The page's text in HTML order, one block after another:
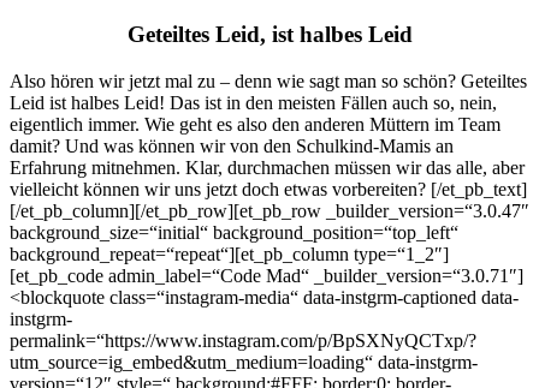
Geteiltes Leid, ist halbes Leid
Also hören wir jetzt mal zu – denn wie sagt man so schön? Geteiltes Leid ist halbes Leid! Das ist in den meisten Fällen auch so, nein, eigentlich immer. Wie geht es also den anderen Müttern im Team damit? Und was können wir von den Schulkind-Mamis an Erfahrung mitnehmen. Klar, durchmachen müssen wir das alle, aber vielleicht können wir uns jetzt doch etwas vorbereiten? [/et_pb_text][/et_pb_column][/et_pb_row][et_pb_row _builder_version=“3.0.47″ background_size=“initial“ background_position=“top_left“ background_repeat=“repeat“][et_pb_column type=“1_2″][et_pb_code admin_label=“Code Mad“ _builder_version=“3.0.71″]<blockquote class=“instagram-media“ data-instgrm-captioned data-instgrm-permalink=“https://www.instagram.com/p/BpSXNyQCTxp/?utm_source=ig_embed&utm_medium=loading“ data-instgrm-version=“12″ style=“ background:#FFF; border:0; border-radius:3px; box-shadow:0 0 1px 0 rgba(0,0,0,0.5),0 1px 10px 0 rgba(0,0,0,0.15); margin: 1px; max-width:540px; min-width:326px; padding:0; width:99.375%; width:-webkit-calc(100% – 2px); width:calc(100% – 2px);“><div style=“padding:16px;“> <a href=“https://www.instagram.com/p/BpSXNyQCTxp/?utm_source=ig_embed&utm_medium=loading“ style=“ background:#FFFFFF; line-height:0; padding:0 0; text-align:center; text-decoration:none; width:100%;“ target=“_blank“> <div style=“ display: flex; flex-direction: row; align-items: center;“> <div style=“background-color: #F4F4F4; border-radius: 50%; flex-grow: 0; height: 40px; margin-right: 14px; width: 40px;“></div> <div style=“display: flex; flex-direction: column; flex-grow: 1; justify-content: center;“> <div style=“ background-color: #F4F4F4; border-radius: 4px; flex-grow: 0; height: 14px; margin-bottom: 6px; width: 100px;“></div> <div style=“ background-color: #F4F4F4; border-radius: 4px; flex-grow: 0; height: 14px; width: 60px;“></div></div></div><div style=“padding: 19% 0;“></div><div style=“display:block; height:50px; margin:0 auto 12px; width:50px;“><svg width=“50px“ height=“50px“ viewBox=“0 0 60 60″ version=“1.1″ xmlns=“https://www.w3.org/2000/svg“ xmlns:xlink=“https://www.w3.org/1999/xlink“><g stroke=“none“ stroke-width=“1″ fill=“none“ fill-rule=“evenodd“><g transform=“translate(-511.000000, -20.000000)“ fill=“#000000″><g><path d=“M556.869,30.41 C554.814,30.41 553.148,32.076 553.148,34.131 C553.148,36.186 554.814,37.852 556.869,37.852 C558.924,37.852 560.59,36.186 560.59,34.131 C560.59,32.076 558.924,30.41 556.869,30.41 M541,60.657 C535.114,60.657 530.342,55.887 530.342,50 C530.342,44.114 535.114,39.342 541,39.342 C546.887,39.342 551.658,44.114 551.658,50 C551.658,55.887 546.887,60.657 541,60.657 M541,33.886 C532.1,33.886 524.886,41.1 524.886,50 C524.886,58.899 532.1,66.113 541,66.113 C549.9,66.113 557.115,58.899 557.115,50 C557.115,41.1 549.9,33.886 541,33.886 M565.378,62.101 C565.244,65.022 564.756,66.606 564.346,67.663 C563.803,69.06 563.154,70.057 562.106,71.106 C561.058,72.155 560.06,72.803 558.662,73.347 C557.607,73.757 556.021,74.244 553.102,74.378 C549.944,74.521 548.997,74.552 541,74.552 C533.003,74.552 532.056,74.521 528.898,74.378 C525.979,74.244 524.393,73.757 523.338,73.347 C521.94,72.803 520.942,72.155 519.894,71.106 C518.846,70.057 518.197,69.06 517.654,67.663 C517.244,66.606 516.755,65.022 516.623,62.101 C516.479,58.943 516.448,57.996 516.448,50 C516.448,42.003 516.479,41.056 516.623,37.899 C516.755,34.978 517.244,33.391 517.654,32.338 C518.197,30.938 518.846,29.942 519.894,28.894 C520.942,27.846 521.94,27.196 523.338,26.654 C524.393,26.244 525.979,25.756 528.898,25.623 C532.057,25.479 533.004,25.448 541,25.448 C548.997,25.448 549.943,25.479 553.102,25.623 C556.021,25.756 557.607,26.244 558.662,26.654 C560.06,27.196 561.058,27.846 562.106,28.894 C563.154,29.942 563.803,30.938 564.346,32.338 C564.756,33.391 565.244,34.978 565.378,37.899 C565.522,41.056 565.552,42.003 565.552,50 C565.552,57.996 565.522,58.943 565.378,62.101 M570.82,37.631 C570.674,34.438 570.167,32.258 569.425,30.349 C568.659,28.377 567.633,26.702 565.965,25.035 C564.297,23.368 562.623,22.342 560.652,21.575 C558.743,20.834 556.562,20.326 553.369,20.18 C550.169,20.033 549.148,20 541,20 C532.853,20 531.831,20.033 528.631,20.18 C525.438,20.326 523.257,20.834 521.349,21.575 C519.376,22.342 517.703,23.368 516.035,25.035 C514.368,26.702 513.342,28.377 512.574,30.349 C511.834,32.258 511.326,34.438 511.181,37.631 C511.035,40.831 511,41.851 511,50 C511,58.147 511.035,59.17 511.181,62.369 C511.326,65.562 511.834,67.743 512.574,69.651 C513.342,71.625 514.368,73.296 516.035,74.965 C517.703,76.634 519.376,77.658 521.349,78.425 C523.257,79.167 525.438,79.673 528.631,79.82 C531.831,79.965 532.853,80.001 541,80.001 C549.148,80.001 550.169,79.965 553.369,79.82 C556.562,79.673 558.743,79.167 560.652,78.425 C562.623,77.658 564.297,76.634 565.965,74.965 C567.633,73.296 568.659,71.625 569.425,69.651 C570.167,67.743 570.674,65.562 570.82,62.369 C570.966,59.17 571,58.147 571,50 C571,41.851 570.966,40.831 570.82,37.631″></path></g></g></g></svg></div><div style=“padding-top: 8px;“> <div style=“ color:#3897f0; font-family:Arial,sans-serif; font-size:14px; font-style:normal; font-weight:550; line-height:18px;“> Sieh dir diesen Beitrag auf Instagram an</div></div><div style=“padding: 12.5% 0;“></div> <div style=“display: flex; flex-direction: row; margin-bottom: 14px; align-items: center;“><div> <div style=“background-color: #F4F4F4; border-radius: 50%; height: 12.5px; width: 12.5px; transform: translateX(0px) translateY(7px);“></div> <div style=“background-color: #F4F4F4; height: 12.5px; transform: rotate(-45deg) translateX(3px) translateY(1px); width: 12.5px; flex-grow: 0; margin-right: 14px; margin-left: 2px;“></div> <div style=“background-color: #F4F4F4; border-radius: 50%; height: 12.5px; width: 12.5px; transform: translateX(9px) translateY(-18px);“></div></div><div style=“margin-left: 8px;“> <div style=“ background-color: #F4F4F4; border-radius: 50%; flex-grow: 0; height: 20px; width: 20px;“></div> <div style=“ width: 0; height: 0; border-top: 2px solid transparent; border-left: 6px solid #f4f4f4; border-bottom: 2px solid transparent; transform: translateX(16px) translateY(-4px) rotate(30deg)“></div></div><div style=“margin-left: auto;“> <div style=“ width: 0px; border-top: 8px solid #F4F4F4; border-right: 8px solid transparent; transform: translateY(16px);“></div> <div style=“ background-color: #F4F4F4; flex-grow: 0; height: 12px; width: 16px; transform: translateY(-4px);“></div> <div style=“ width: 0; height: 0; border-top: 8px solid #F4F4F4; border-left: 8px solid transparent; transform: translateY(-4px) translateX(8px);“></div></div></div></a> <p style=“ margin:8px 0 0 0; padding:0 4px;“> <a href=“https://www.instagram.com/p/BpSXNyQCTxp/?utm_source=ig_embed&utm_medium=loading“ style=“ color:#000; font-family:Arial,sans-serif; font-size:14px; font-style:normal; font-weight:normal; line-height:17px; text-decoration:none; word-wrap:break-word;“ target=“_blank“>R A I N B O W T O U R S ? Izzy zeigt Sturmtief „Sieglinde“ den imaginären Mittelfinger *quietsch* (vom leichten hochkurbeln) #superizzy #shinebright #rainbow #streifenhörnchen #kidsfashion #kidstyle #kidsstyle #playground #autumnvibes #herbstliebe</a></p> <p style=“ color:#c9c8cd; font-family:Arial,sans-serif; font-size:14px; line-height:17px; margin-bottom:0; margin-top:8px; overflow:hidden; padding:8px 0 7px; text-align:center; text-overflow:ellipsis; white-space:nowrap;“>Ein Beitrag geteilt von <a href=“https://www.instagram.com/mad_falk/?utm_source=ig_embed&utm_medium=loading“ style=“ color:#c9c8cd; font-family:Arial,sans-serif; font-size:14px; font-style:normal; font-weight:normal; line-height:17px;“ target=“_blank“> Madeleine</a> (@mad_falk) am <time style=“ font-family:Arial,sans-serif; font-size:14px; line-height:17px;“ datetime=“2018-10-23T19:12:36+00:00″>Okt 23, 2018 um 12:12 PDT</time></p></div></blockquote> <script async src=“//www.instagram.com/embed.js“></script>[/et_pb_code][/et_pb_column][et_pb_column type=“1_2″][et_pb_testimonial admin_label=“Testimonial Madeleine“ author=“Madeleine“ background_color=“#ed90cf“ background_layout=“light“ quote_icon_background_color=“#ed90cf“ _builder_version=“3.0.71″] Mir geht es ganz ähnlich wie Camilla, ich weiß noch wie heiß der Sommer 2013 war, ich weiß noch genau wie unfassbar crazy ich fand, dass dieser Minimensch aus mir heraus auf die Welt gekommen ist und dass sie effektiv, bis zur Geburt ihrer kleinen Schwester vor etwas über einem Jahr, auch immer unsere Kleine-Supersüße-Witzige-Pferdeliebende-Super-Izzy war. Und jetzt erlebe ich tagtäglich deutlicher ihr Großwerden, den Rückzug in ihr Refugium, Hörspiele hören und Buchstaben schreiben, Bücher basteln und Hindernis-Parcours bauen – sie ist so ein toller Mensch und ich glaube die Schule wird ihr so verdammt gut gefallen. Ich möchte sie in dieser Freude darauf untertstützen und sie durfte sich schon einen Schulranzen wünschen und einen coolen Hoodie für den Sportunterricht aussuchen. Sie kann schon so viel, aber vor allem versteht sie auch ganz viel zwischen den Zeilen und wird sich mit ihrer behutsamen, sensiblen Art hoffentlich gut einleben – ich werde alles tun, damit es ihr gut geht! Und weil es jeden Tag hier bei uns zu Hause Thema ist, gibt es natürlich auch ne ausgemachte Sause. Nur schade, dass wir die diesesmal nicht mit Helene und Philo zusammenfeiern können, weil sie selbst eingeschult werden. [/et_pb_testimonial][/et_pb_column][/et_pb_row][et_pb_row _builder_version=“3.0.47″ background_size=“initial“ background_position=“top_left“ background_repeat=“repeat“][et_pb_column type=“1_2″][et_pb_testimonial author=“Saskia“ background_color=“rgba(12,113,195,0.35)“ background_layout=“light“ _builder_version=“3.0.71″] Letzten Sommer wurden unsere Zwillinge eingeschult. Für mich ein ebenso schöner und unvergesslicher Tag wie die Einschulung unseres ersten Sohnes drei Jahre zuvor. Aber eben auch vergleichbar emotional. Vor drei Jahren konnte ich die Gedanken, die nun auch Camilla und Madeleine haben, trösten in